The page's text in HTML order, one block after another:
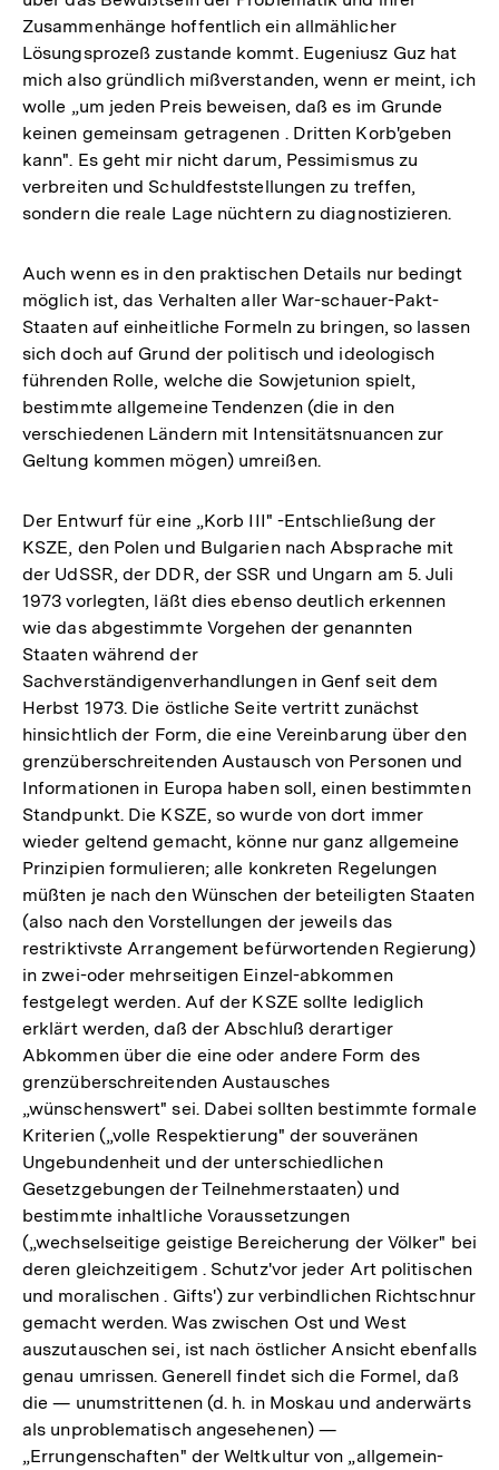
Zusammenhänge hoffentlich ein allmählicher
Lösungsprozeß zustande kommt. Eugeniusz Guz hat
mich also gründlich mißverstanden, wenn er meint, ich
wolle „um jeden Preis beweisen, daß es im Grunde
keinen gemeinsam getragenen . Dritten Korb'geben
kann". Es geht mir nicht darum, Pessimismus zu
verbreiten und Schuldfeststellungen zu treffen,
sondern die reale Lage nüchtern zu diagnostizieren.
Auch wenn es in den praktischen Details nur bedingt
möglich ist, das Verhalten aller War-schauer-Pakt-
Staaten auf einheitliche Formeln zu bringen, so lassen
sich doch auf Grund der politisch und ideologisch
führenden Rolle, welche die Sowjetunion spielt,
bestimmte allgemeine Tendenzen (die in den
verschiedenen Ländern mit Intensitätsnuancen zur
Geltung kommen mögen) umreißen.
Der Entwurf für eine „Korb III" -Entschließung der
KSZE, den Polen und Bulgarien nach Absprache mit
der UdSSR, der DDR, der SSR und Ungarn am 5. Juli
1973 vorlegten, läßt dies ebenso deutlich erkennen
wie das abgestimmte Vorgehen der genannten
Staaten während der
Sachverständigenverhandlungen in Genf seit dem
Herbst 1973. Die östliche Seite vertritt zunächst
hinsichtlich der Form, die eine Vereinbarung über den
grenzüberschreitenden Austausch von Personen und
Informationen in Europa haben soll, einen bestimmten
Standpunkt. Die KSZE, so wurde von dort immer
wieder geltend gemacht, könne nur ganz allgemeine
Prinzipien formulieren; alle konkreten Regelungen
müßten je nach den Wünschen der beteiligten Staaten
(also nach den Vorstellungen der jeweils das
restriktivste Arrangement befürwortenden Regierung)
in zwei-oder mehrseitigen Einzel-abkommen
festgelegt werden. Auf der KSZE sollte lediglich
erklärt werden, daß der Abschluß derartiger
Abkommen über die eine oder andere Form des
grenzüberschreitenden Austausches
„wünschenswert" sei. Dabei sollten bestimmte formale
Kriterien („volle Respektierung" der souveränen
Ungebundenheit und der unterschiedlichen
Gesetzgebungen der Teilnehmerstaaten) und
bestimmte inhaltliche Voraussetzungen
(„wechselseitige geistige Bereicherung der Völker" bei
deren gleichzeitigem . Schutz'vor jeder Art politischen
und moralischen . Gifts') zur verbindlichen Richtschnur
gemacht werden. Was zwischen Ost und West
auszutauschen sei, ist nach östlicher Ansicht ebenfalls
genau umrissen. Generell findet sich die Formel, daß
die — unumstrittenen (d. h. in Moskau und anderwärts
als unproblematisch angesehenen) —
„Errungenschaften" der Weltkultur von „allgemein-